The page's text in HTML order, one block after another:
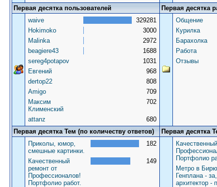
Первая десятка пользователей
Первая десятка
waive
329281
Hokimoko
3000
Malinka
2972
beagiere43
1688
sereg4potapov
1031
Евгений
968
dertop22
808
Amigo
709
Максим
Клименский
702
attanz 680
Общение
Курилка
Барахолка
Работа
Отзывы
Первая десятка Тем (по количеству ответов)
Первая десятка
Приколы, юмор,
смешные картинки.
182
Качественный
ремонт от
Профессионалов!
Портфолио работ.
149
Портфолио
Метро в
Генплана -
архитектор -